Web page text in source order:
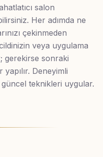
salon
Her adımda ne
çekinmeden
veya uygulama
gerekirse sonraki
Deneyimli
güncel teknikleri uygular.